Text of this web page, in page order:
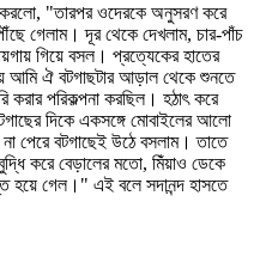
"তারপর ওদেরকে অনুসরণ করে
গেলাম। দূর থেকে দেখলাম, চার-পাঁচ
গিয়ে বসল। প্রত্যেকের হাতের
আমি ঐ বটগাছটার আড়াল থেকে শুনতে
করার পরিকল্পনা করছিল। হঠাৎ করে
দিকে একসঙ্গে মোবাইলের আলো
পেরে বটগাছেই উঠে বসলাম। তাতে
করে বেড়ালের মতো, মিঁয়াও ডেকে
হয়ে গেল।" এই বলে সদানন্দ হাসতে